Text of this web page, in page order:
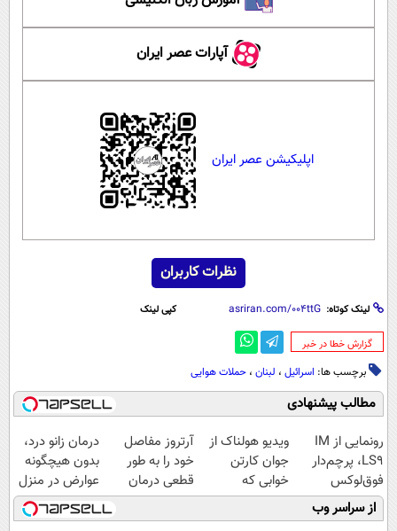
آپارات عصر ایران
اپلیکیشن عصر ایران
نظرات کاربران
لینک کوتاه: کپی لینک
‌گزارش خطا در خبر
برچسب ها: اسرائیل ، لبنان ، حملات هوایی
مطالب پیشنهادی
رونمایی از IM
LS9، پرچم‌دار
فوق‌لوکس
EREV وارد بازار
ایران شد
ویدیو هولناک از
جوان کارتن
خوابی که
میلیاردر شد.
آموزش رایگان
آرتروز مفاصل
خود را به طور
قطعی درمان
کنید!
◗پرسش‌نامه◖
درمان زانو درد،
بدون هیچگونه
عوارض در منزل
(◂پرسش‌نامه)
از سراسر وب